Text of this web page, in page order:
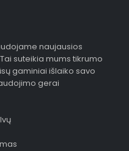
naujausios
suteikia mums tikrumo
gaminiai išlaiko savo
gerai